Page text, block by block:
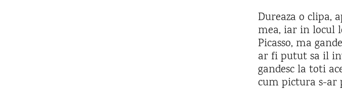
Dureaza o clipa,
mea, iar in locul
Picasso, ma
ar fi putut sa il
gandesc la toti
cum pictura s-ar